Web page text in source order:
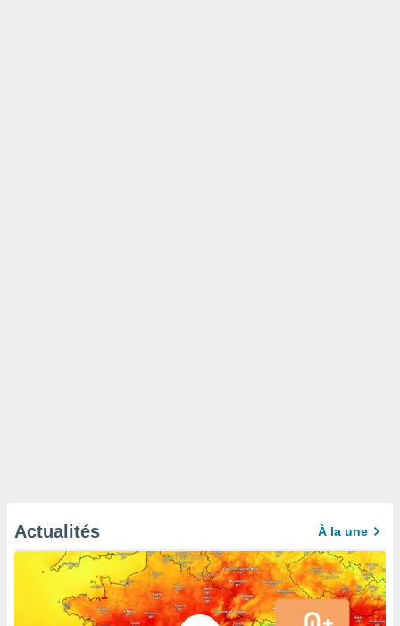
Actualités À la une